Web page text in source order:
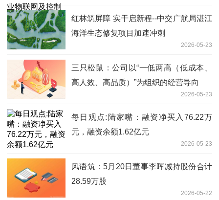
红林筑屏障 实干启新程--中交广航局湛江
海洋生态修复项目加速冲刺
2026-05-23
三只松鼠：公司以“一低两高（低成本、
高人效、高品质）”为组织的经营导向
2026-05-23
每日观点:陆家嘴：融资净买入76.22万
元，融资余额1.62亿元
2026-05-23
风语筑：5月20日董事李晖减持股份合计
28.59万股
2026-05-22